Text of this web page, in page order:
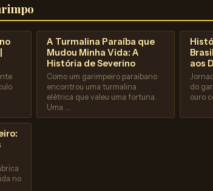
A Turmalina Paraíba que
Mudou Minha Vida: A
História de Severino
Como um garimpeiro paraibano
encontrou uma turmalina
elétrica que valeu uma fortuna.
Uma …
aos
do
ouro
no